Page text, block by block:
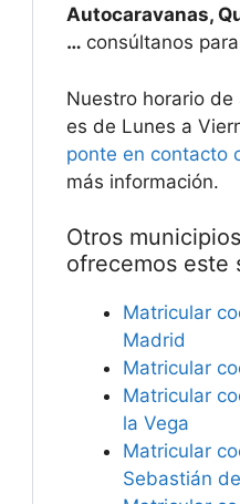
Autocaravanas,
… consúltanos
Nuestro horario
es de Lunes a
ponte en contacto
más información.
Otros
ofrecemos este
Matricular
Madrid
Matricular
Matricular
la Vega
Matricular
Sebastián